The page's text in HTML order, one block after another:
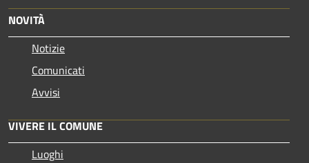
NOVITÀ
Notizie
Comunicati
Avvisi
VIVERE IL COMUNE
Luoghi